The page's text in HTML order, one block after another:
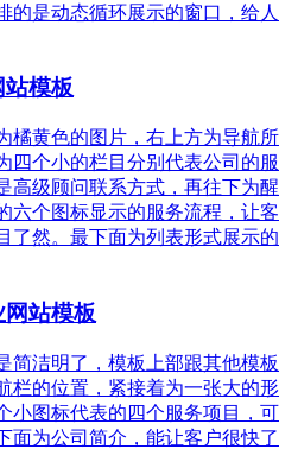
的是动态循环展示的窗口，给人
站模板
橘黄色的图片，右上方为导航所
四个小的栏目分别代表公司的服
高级顾问联系方式，再往下为醒
六个图标显示的服务流程，让客
了然。最下面为列表形式展示的
站模板
简洁明了，模板上部跟其他模板
栏的位置，紧接着为一张大的形
小图标代表的四个服务项目，可
面为公司简介，能让客户很快了